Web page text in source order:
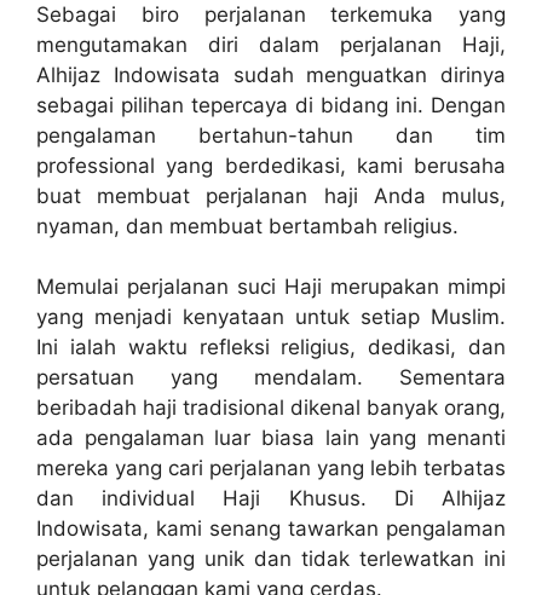
Sebagai biro perjalanan terkemuka yang
mengutamakan diri dalam perjalanan Haji,
Alhijaz Indowisata sudah menguatkan dirinya
sebagai pilihan tepercaya di bidang ini. Dengan
pengalaman bertahun-tahun dan tim
professional yang berdedikasi, kami berusaha
buat membuat perjalanan haji Anda mulus,
nyaman, dan membuat bertambah religius.
Memulai perjalanan suci Haji merupakan mimpi
yang menjadi kenyataan untuk setiap Muslim.
Ini ialah waktu refleksi religius, dedikasi, dan
persatuan yang mendalam. Sementara
beribadah haji tradisional dikenal banyak orang,
ada pengalaman luar biasa lain yang menanti
mereka yang cari perjalanan yang lebih terbatas
dan individual Haji Khusus. Di Alhijaz
Indowisata, kami senang tawarkan pengalaman
perjalanan yang unik dan tidak terlewatkan ini
untuk pelanggan kami yang cerdas.